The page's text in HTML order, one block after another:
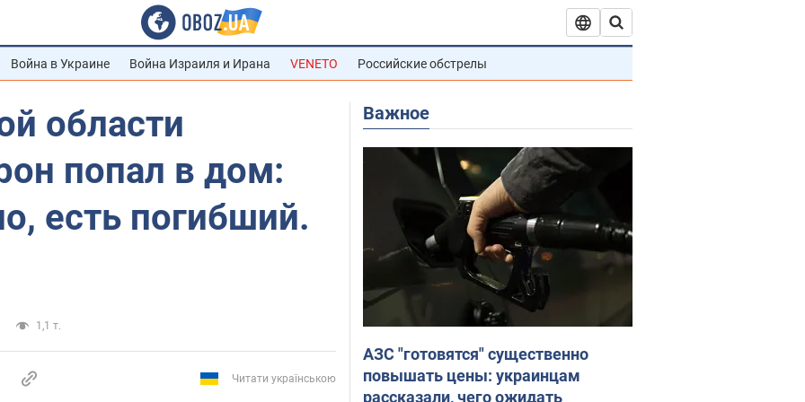
Война в Украине Война Израиля и Ирана VENETO Российские обстрелы
области
попал в дом:
есть погибший.
1,1 т.
Читати українською
Важное
АЗС "готовятся" существенно
повышать цены: украинцам
рассказали, чего ожидать